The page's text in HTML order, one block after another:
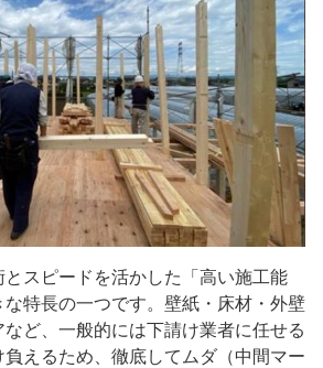
とスピードを活かした「高い施工能
特長の一つです。壁紙・床材・外壁
ど、一般的には下請け業者に任せる
負えるため、徹底してムダ（中間マー